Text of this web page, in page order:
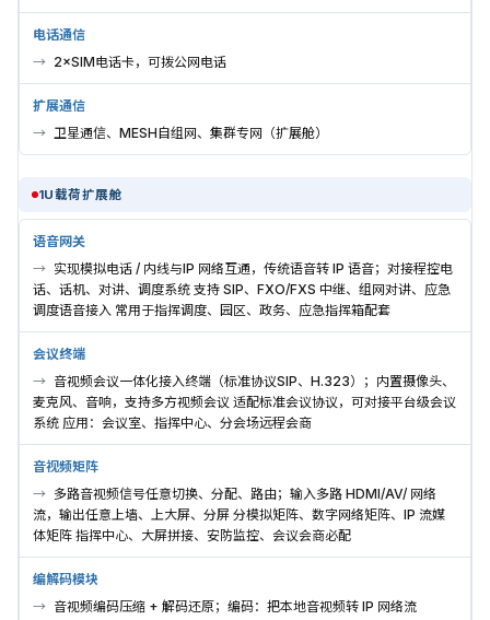
电话通信
2×SIM电话卡，可拨公网电话
扩展通信
卫星通信、MESH自组网、集群专网（扩展舱）
1U载荷扩展舱
语音网关
实现模拟电话 / 内线与IP 网络互通，传统语音转 IP 语音；对接程控电
话、话机、对讲、调度系统 支持 SIP、FXO/FXS 中继、组网对讲、应急
调度语音接入 常用于指挥调度、园区、政务、应急指挥箱配套
会议终端
音视频会议一体化接入终端（标准协议SIP、H.323）；内置摄像头、
麦克风、音响，支持多方视频会议 适配标准会议协议，可对接平台级会议
系统 应用：会议室、指挥中心、分会场远程会商
音视频矩阵
多路音视频信号任意切换、分配、路由；输入多路 HDMI/AV/ 网络
流，输出任意上墙、上大屏、分屏 分模拟矩阵、数字网络矩阵、IP 流媒
体矩阵 指挥中心、大屏拼接、安防监控、会议会商必配
编解码模块
音视频编码压缩 + 解码还原；编码：把本地音视频转 IP 网络流